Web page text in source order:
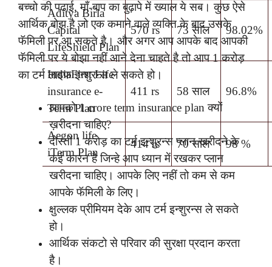
Aditya Birla
Capital
LifeShield Plan
570 rs 73 साल 98.02%
IndiaFirst Life
insurance e-
Term Plan
411 rs 58 साल 96.8%
Aegon life
iTerm Plan
414 rs 70 साल 98 %
बच्चो की पढाई, माँ-बाप का बुढ़ापे में ख्याल ये सब। कुछ ऐसे
आर्थिक बोझ है जो एक कमाने वाले व्यक्ति के बाद उसके
फॅमिली पर आ सकते है। और अगर आप आपके बाद आपकी
फॅमिली पर ये बोझा नहीं आने देना चाहते है तो आप 1 करोड़
का टर्म लाइफ इन्शुरन्स ले सकते हो।
आपको 1 crore term insurance plan क्यों
ख़रीदना चाहिए?
दोस्तों 1 करोड़ का टर्म इन्शुरन्स प्लान खरीदने के
कई कारन है जिन्हे आप ध्यान में रखकर प्लान
खरीदना चाहिए। आपके लिए नहीं तो कम से कम
आपके फॅमिली के लिए।
क्षुल्लक प्रीमियम देके आप टर्म इन्शुरन्स ले सकते
हो।
आर्थिक संकटो से परिवार की सुरक्षा प्रदान करता
है।